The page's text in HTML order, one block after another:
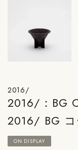
2016/
2016/：BG
2016/ BG
ON DISPLAY